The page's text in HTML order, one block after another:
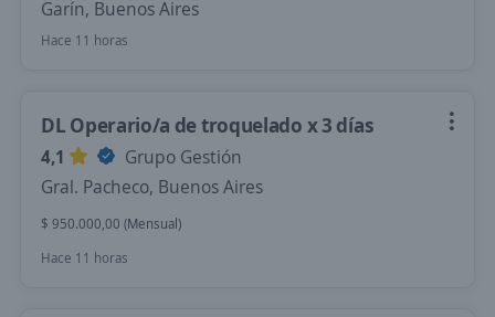
Garín, Buenos Aires
Hace 11 horas
DL Operario/a de troquelado x 3 días
4,1
Grupo Gestión
Gral. Pacheco, Buenos Aires
$ 950.000,00 (Mensual)
Hace 11 horas